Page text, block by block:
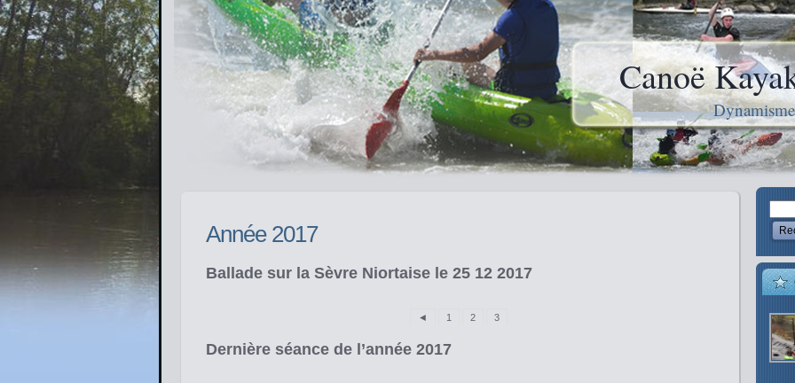
Canoë
Année 2017
Ballade sur la Sèvre Niortaise le 25 12 2017
◄ 1 2 3
Dernière séance de l’année 2017